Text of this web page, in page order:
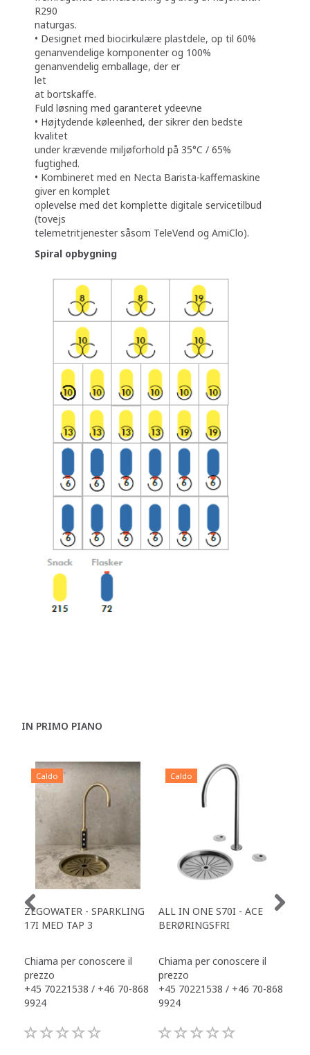
R290
naturgas.
• Designet med biocirkulære plastdele, op til 60%
genanvendelige komponenter og 100%
genanvendelig emballage, der er
let
at bortskaffe.
Fuld løsning med garanteret ydeevne
• Højtydende køleenhed, der sikrer den bedste
kvalitet
under krævende miljøforhold på 35°C / 65%
fugtighed.
• Kombineret med en Necta Barista-kaffemaskine
giver en komplet
oplevelse med det komplette digitale servicetilbud
(tovejs
telemetritjenester såsom TeleVend og AmiClo).
Spiral opbygning
IN PRIMO PIANO
Caldo
ZEGOWATER - SPARKLING
17I MED TAP 3
Chiama per conoscere il
prezzo
+45 70221538 / +46 70-868
9924
Caldo
ALL IN ONE S70I - ACE
BERØRINGSFRI
Chiama per conoscere il
prezzo
+45 70221538 / +46 70-868
9924